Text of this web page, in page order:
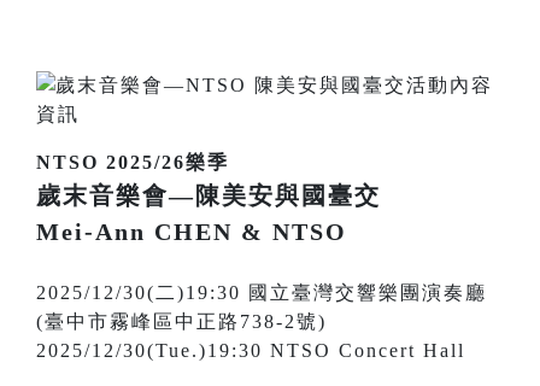
NTSO 2025/26樂季
歲末音樂會—陳美安與國臺交
Mei-Ann CHEN & NTSO
2025/12/30(二)19:30 國立臺灣交響樂團演奏廳
(臺中市霧峰區中正路738-2號)
2025/12/30(Tue.)19:30 NTSO Concert Hall